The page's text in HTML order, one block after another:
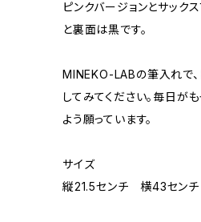
ピンクバージョンとサック
と裏面は黒です。
MINEKO-LABの筆入れで
してみてください。毎日が
よう願っています。
サイズ
縦21.5センチ 横43セン